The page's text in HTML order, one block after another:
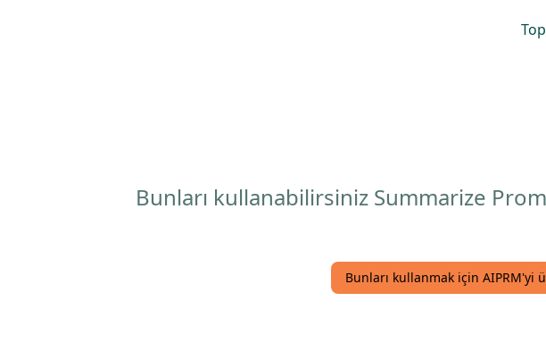
Bunları kullanabilirsiniz Summarize
Bunları kullanmak için AIPRM'yi